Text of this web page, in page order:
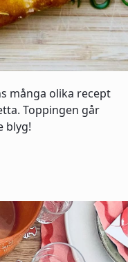
många olika recept
Toppingen går
blyg!